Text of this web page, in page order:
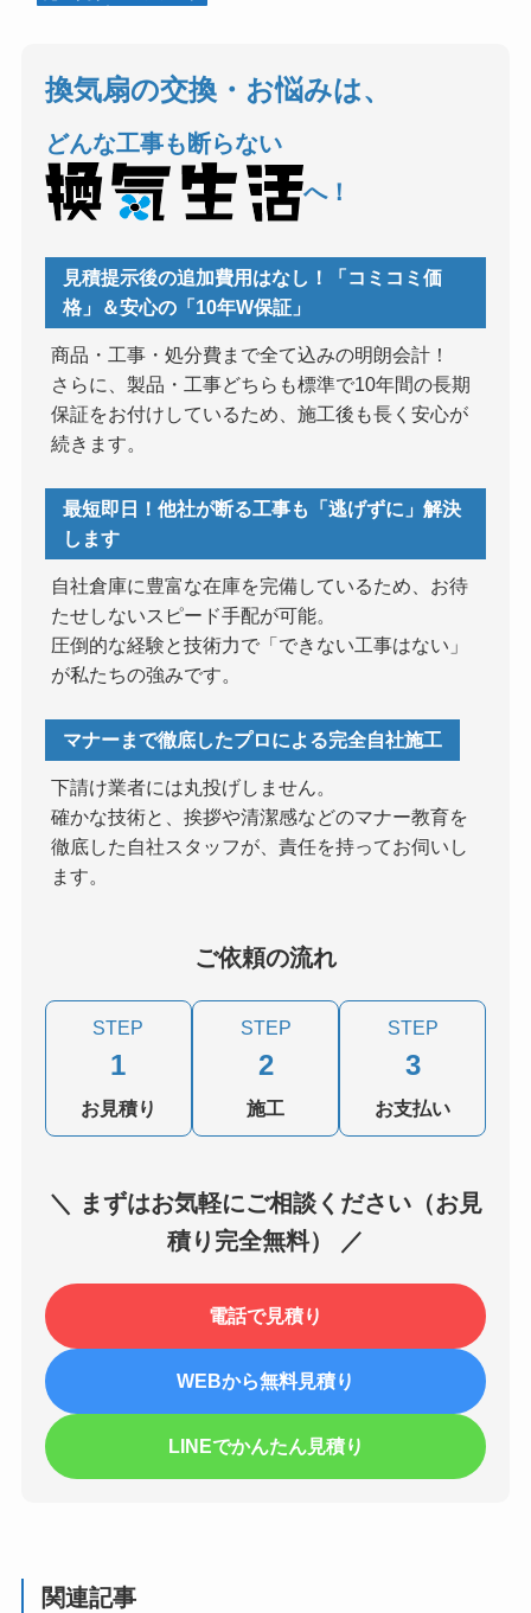
換気扇の交換・お悩みは、
どんな工事も断らない
へ！
見積提示後の追加費用はなし！「コミコミ価
格」＆安心の「10年W保証」
商品・工事・処分費まで全て込みの明朗会計！
さらに、製品・工事どちらも標準で10年間の長期
保証をお付けしているため、施工後も長く安心が
続きます。
最短即日！他社が断る工事も「逃げずに」解決
します
自社倉庫に豊富な在庫を完備しているため、お待
たせしないスピード手配が可能。
圧倒的な経験と技術力で「できない工事はない」
が私たちの強みです。
マナーまで徹底したプロによる完全自社施工
下請け業者には丸投げしません。
確かな技術と、挨拶や清潔感などのマナー教育を
徹底した自社スタッフが、責任を持ってお伺いし
ます。
ご依頼の流れ
STEP
1
お見積り
STEP
2
施工
STEP
3
お支払い
＼ まずはお気軽にご相談ください（お見
積り完全無料） ／
電話で見積り
WEBから無料見積り
LINEでかんたん見積り
関連記事